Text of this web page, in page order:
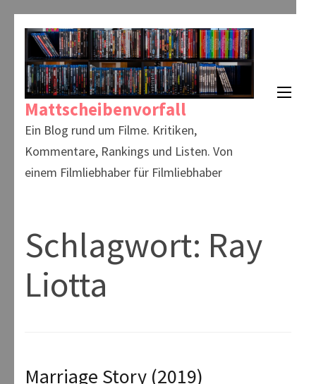
springen
(Enter
drücken)
Mattscheibenvorfall
Ein Blog rund um Filme. Kritiken,
Kommentare, Rankings und Listen. Von
einem Filmliebhaber für Filmliebhaber
Schlagwort: Ray
Liotta
Marriage Story (2019)